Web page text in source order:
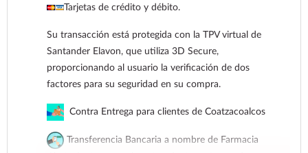
Tarjetas de crédito y débito.
Su transacción está protegida con la TPV virtual de
Santander Elavon, que utiliza 3D Secure,
proporcionando al usuario la verificación de dos
factores para su seguridad en su compra.
Contra Entrega para clientes de Coatzacoalcos
Transferencia Bancaria a nombre de Farmacia